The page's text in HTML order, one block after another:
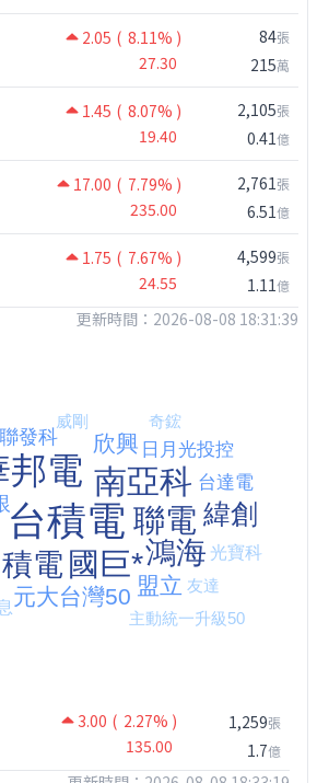
2.05 ( 8.11% )
27.30
84張
215萬
1.45 ( 8.07% )
19.40
2,105張
0.41億
17.00 ( 7.79% )
235.00
2,761張
6.51億
1.75 ( 7.67% )
24.55
4,599張
1.11億
更新時間：2026-08-08 18:31:39
3.00 ( 2.27% )
135.00
1,259張
1.7億